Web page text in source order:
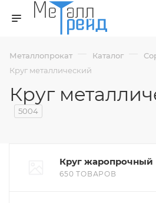
Металлопрокат — Каталог —
Круг металлический
Круг
5004
Круг жаропрочный
650 ТОВАРОВ